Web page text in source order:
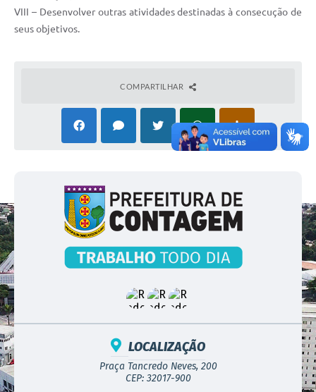
VIII – Desenvolver outras atividades destinadas à consecução de
seus objetivos.
COMPARTILHAR
LOCALIZAÇÃO
Praça Tancredo Neves, 200
CEP: 32017-900